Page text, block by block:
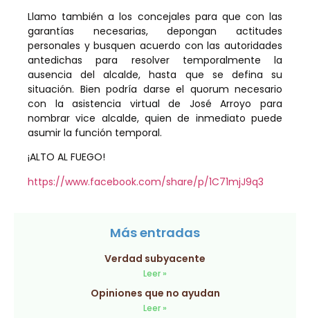
Llamo también a los concejales para que con las
garantías necesarias, depongan actitudes
personales y busquen acuerdo con las autoridades
antedichas para resolver temporalmente la
ausencia del alcalde, hasta que se defina su
situación. Bien podría darse el quorum necesario
con la asistencia virtual de José Arroyo para
nombrar vice alcalde, quien de inmediato puede
asumir la función temporal.
¡ALTO AL FUEGO!
https://www.facebook.com/share/p/1C71mjJ9q3
Más entradas
Verdad subyacente
Leer »
Opiniones que no ayudan
Leer »